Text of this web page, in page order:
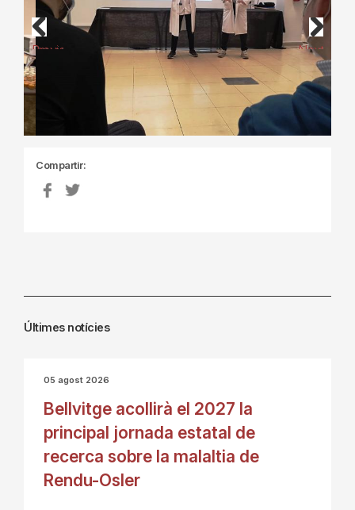
Previous Next
Compartir:
Últimes notícies
05 agost 2026
Bellvitge acollirà el 2027 la
principal jornada estatal de
recerca sobre la malaltia de
Rendu-Osler